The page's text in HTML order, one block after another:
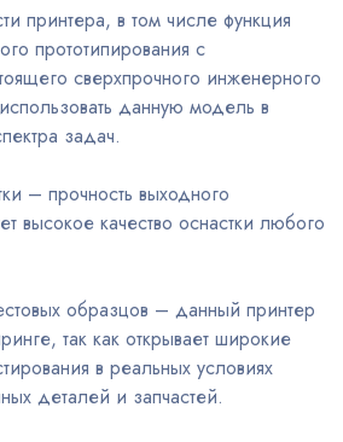
принтера, в том числе функция
прототипирования с
сверхпрочного инженерного
данную модель в
задач.
– прочность выходного
высокое качество оснастки любого
образцов – данный принтер
так как открывает широкие
в реальных условиях
деталей и запчастей.